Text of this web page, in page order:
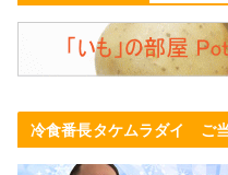
冷食番長タケムラダイ ご